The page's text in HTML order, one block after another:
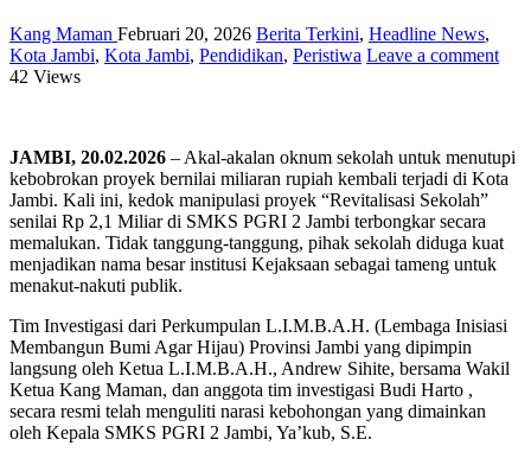
Kang Maman Februari 20, 2026 Berita Terkini, Headline News,
Kota Jambi, Kota Jambi, Pendidikan, Peristiwa Leave a comment
42 Views
JAMBI, 20.02.2026 – Akal-akalan oknum sekolah untuk menutupi
kebobrokan proyek bernilai miliaran rupiah kembali terjadi di Kota
Jambi. Kali ini, kedok manipulasi proyek “Revitalisasi Sekolah”
senilai Rp 2,1 Miliar di SMKS PGRI 2 Jambi terbongkar secara
memalukan. Tidak tanggung-tanggung, pihak sekolah diduga kuat
menjadikan nama besar institusi Kejaksaan sebagai tameng untuk
menakut-nakuti publik.
Tim Investigasi dari Perkumpulan L.I.M.B.A.H. (Lembaga Inisiasi
Membangun Bumi Agar Hijau) Provinsi Jambi yang dipimpin
langsung oleh Ketua L.I.M.B.A.H., Andrew Sihite, bersama Wakil
Ketua Kang Maman, dan anggota tim investigasi Budi Harto ,
secara resmi telah menguliti narasi kebohongan yang dimainkan
oleh Kepala SMKS PGRI 2 Jambi, Ya’kub, S.E.